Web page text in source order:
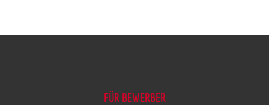
FÜR BEWERBER